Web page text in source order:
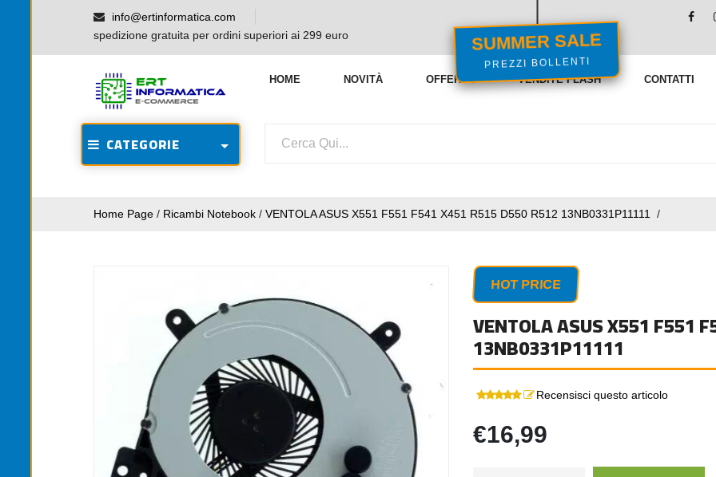
SUMMER SALE
PREZZI BOLLENTI
info@ertinformatica.com
spedizione gratuita per ordini superiori ai 299 euro
HOME NOVITÀ OFFERTE VENDITE FLASH CONTATTI
CATEGORIE
Home Page / Ricambi Notebook / VENTOLA ASUS X551 F551 F541 X451 R515 D550 R512 13NB0331P11111 /
HOT PRICE
VENTOLA ASUS X551 F551
13NB0331P11111
Recensisci questo articolo
€16,99